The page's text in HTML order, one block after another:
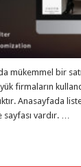
mükemmel bir
firmaların
Anasayfada
vardır. …